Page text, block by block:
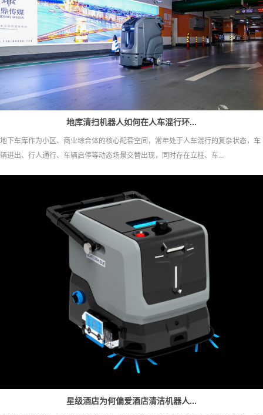
地库清扫机器人如何在人车混行环...
地下车库作为小区、商业综合体的核心配套空间，常年处于人车混行的复杂状态，车
辆进出、行人通行、车辆启停等动态场景交替出现，同时存在立柱、车...
星级酒店为何偏爱酒店清洁机器人...